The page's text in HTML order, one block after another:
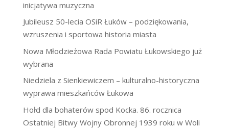
inicjatywa muzyczna
Jubileusz 50-lecia OSiR Łuków – podziękowania,
wzruszenia i sportowa historia miasta
Nowa Młodzieżowa Rada Powiatu Łukowskiego już
wybrana
Niedziela z Sienkiewiczem – kulturalno-historyczna
wyprawa mieszkańców Łukowa
Hołd dla bohaterów spod Kocka. 86. rocznica
Ostatniej Bitwy Wojny Obronnej 1939 roku w Woli